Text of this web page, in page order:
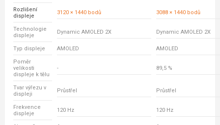
Rozlišení
displeje
3120 × 1440 bodů 3088 × 1440 bodů
Technologie
displeje
Dynamic AMOLED 2X Dynamic AMOLED 2X
Typ displeje AMOLED AMOLED
Poměr
velikosti
displeje k tělu
- 89,5 %
Tvar výřezu v
displeji
Průstřel Průstřel
Frekvence
displeje
120 Hz 120 Hz